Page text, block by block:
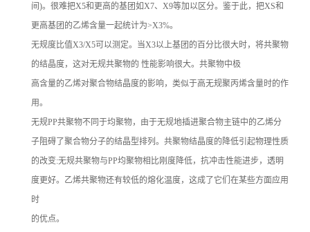
间)。很难把X5和更高的基团如X7、X9等加以区分。鉴于此，把XS和
更高基团的乙烯含量一起统计为>X3%。
无规度比值X3/X5可以测定。当X3以上基团的百分比很大时，将共聚物
的结晶度，这对无规共聚物的 性能影响很大。共聚物中极
高含量的乙烯对聚合物结晶度的影响，类似于高无规聚丙烯含量时的作
用。
无规PP共聚物不同于均聚物，由于无规地插进聚合物主链中的乙烯分
子阻碍了聚合物分子的结晶型排列。共聚物结晶度的降低引起物理性质
的改变:无规共聚物与PP均聚物相比刚度降低，抗冲击性能进步，透明
度更好。乙烯共聚物还有较低的熔化温度，这成了它们在某些方面应用
时
的优点。